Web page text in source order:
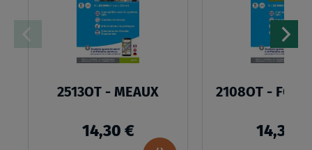
2513OT - MEAUX
14,30 €
2108OT -
14,30 €